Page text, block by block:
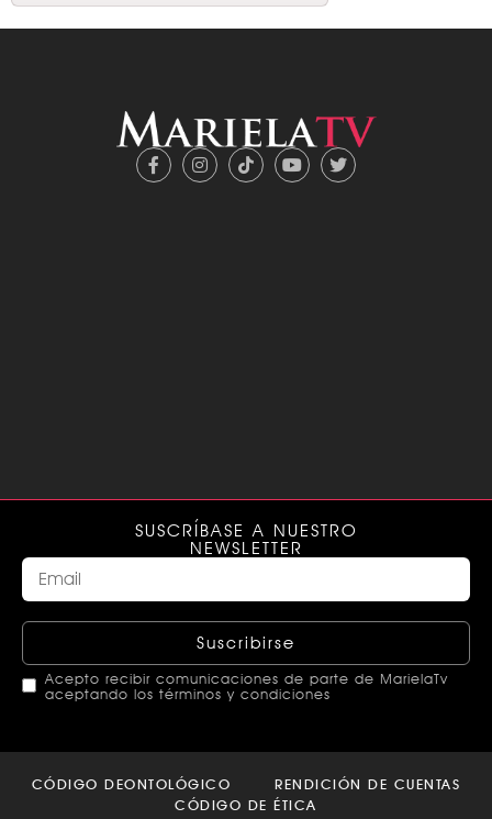
SUSCRÍBASE A NUESTRO
NEWSLETTER
Suscribirse
Acepto recibir comunicaciones de parte de MarielaTv
aceptando los términos y condiciones
should
CÓDIGO DEONTOLÓGICO
RENDICIÓN DE CUENTAS
CÓDIGO DE ÉTICA